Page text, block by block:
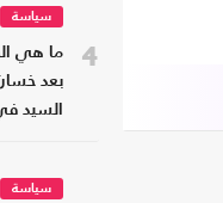
4
سياسة
ما هي
بعد
السيد
سياسة